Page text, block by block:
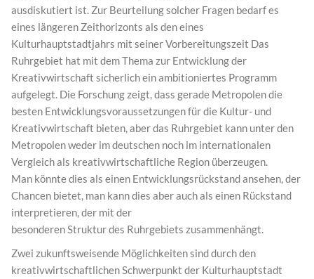
ausdiskutiert ist. Zur Beurteilung solcher Fragen bedarf es
eines längeren Zeithorizonts als den eines
Kulturhauptstadtjahrs mit seiner Vorbereitungszeit Das
Ruhrgebiet hat mit dem Thema zur Entwicklung der
Kreativwirtschaft sicherlich ein ambitioniertes Programm
aufgelegt. Die Forschung zeigt, dass gerade Metropolen die
besten Entwicklungsvoraussetzungen für die Kultur- und
Kreativwirtschaft bieten, aber das Ruhrgebiet kann unter den
Metropolen weder im deutschen noch im internationalen
Vergleich als kreativwirtschaftliche Region überzeugen.
Man könnte dies als einen Entwicklungsrückstand ansehen, der
Chancen bietet, man kann dies aber auch als einen Rückstand
interpretieren, der mit der
besonderen Struktur des Ruhrgebiets zusammenhängt.
Zwei zukunftsweisende Möglichkeiten sind durch den
kreativwirtschaftlichen Schwerpunkt der Kulturhauptstadt